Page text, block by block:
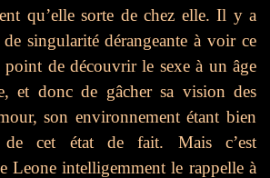
qu’elle sorte de chez elle. Il y a
singularité dérangeante à voir ce
point de découvrir le sexe à un âge
et donc de gâcher sa vision des
son environnement étant bien
de cet état de fait. Mais c’est
Leone intelligemment le rappelle à